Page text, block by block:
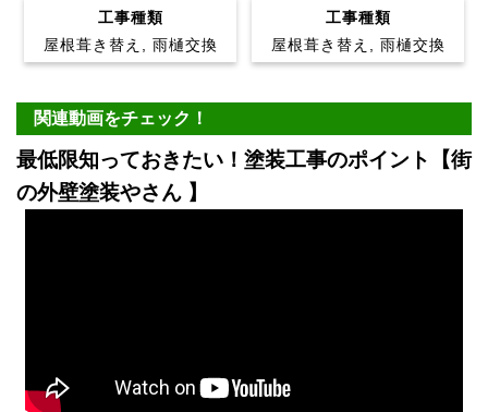
工事種類
屋根葺き替え, 雨樋交換
工事種類
屋根葺き替え, 雨樋交換
関連動画をチェック！
最低限知っておきたい！塗装工事のポイント【街
の外壁塗装やさん 】